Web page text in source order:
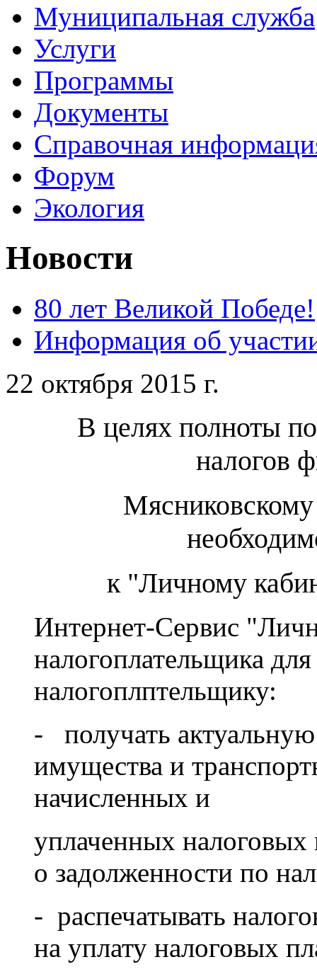
Муниципальная служба
Услуги
Программы
Документы
Справочная
Форум
Экология
Новости
80 лет Великой Победе!
Информация об
22 октября 2015 г.
В целях полноты
налогов
к "Личному
Интернет-Сервис
налогоплательщика
налогоплптельщику:
- получать
имущества и
начисленных и
уплаченных налоговых
о задолженности по
- распечатывать
на уплату налоговых